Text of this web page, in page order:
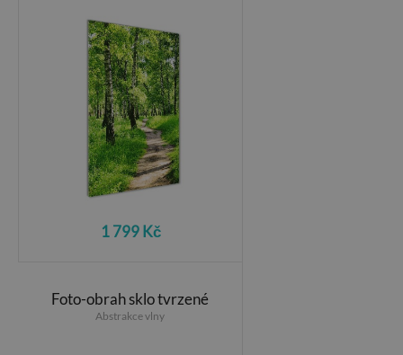
1 799 Kč
Foto-obrah sklo tvrzené
Abstrakce vlny